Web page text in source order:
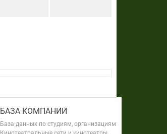
БАЗА КОМПАНИЙ
База данных по студиям, организациям